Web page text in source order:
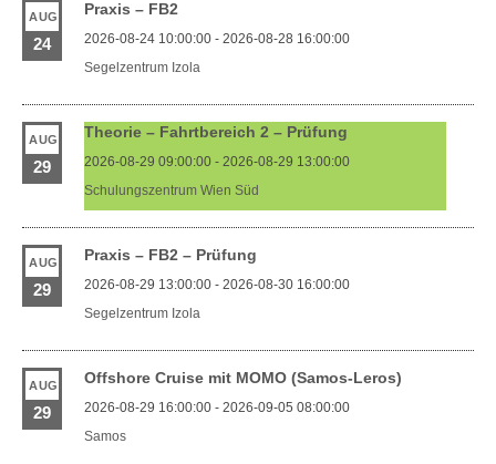
AUG
24
Praxis – FB2
2026-08-24 10:00:00 - 2026-08-28 16:00:00
Segelzentrum Izola
AUG
29
Theorie – Fahrtbereich 2 – Prüfung
2026-08-29 09:00:00 - 2026-08-29 13:00:00
Schulungszentrum Wien Süd
AUG
29
Praxis – FB2 – Prüfung
2026-08-29 13:00:00 - 2026-08-30 16:00:00
Segelzentrum Izola
AUG
29
Offshore Cruise mit MOMO (Samos-Leros)
2026-08-29 16:00:00 - 2026-09-05 08:00:00
Samos